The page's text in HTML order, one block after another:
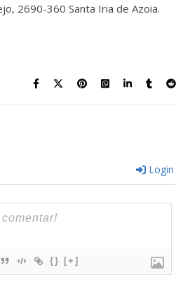
2690-360 Santa Iria de Azoia.
Login
{} [+]